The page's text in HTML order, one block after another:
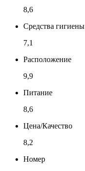
8,6
Средства гигиены
7,1
Расположение
9,9
Питание
8,6
Цена/Качество
8,2
Номер